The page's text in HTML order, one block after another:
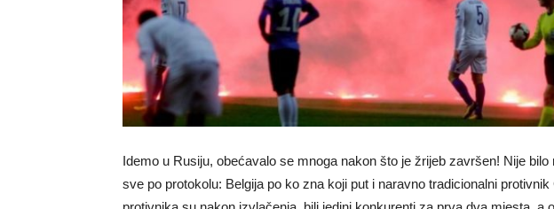
Idemo u Rusiju, obećavalo se mnoga nakon što je žrijeb završen! Nije
sve po protokolu: Belgija po ko zna koji put i naravno tradicionalni